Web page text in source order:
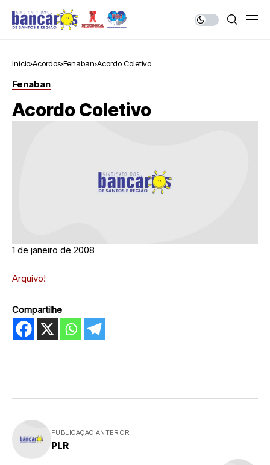
Início Acordos Fenaban Acordo Coletivo
Fenaban
Acordo Coletivo
1 de janeiro de 2008
Arquivo!
Compartilhe
PUBLICAÇÃO ANTERIOR
PLR